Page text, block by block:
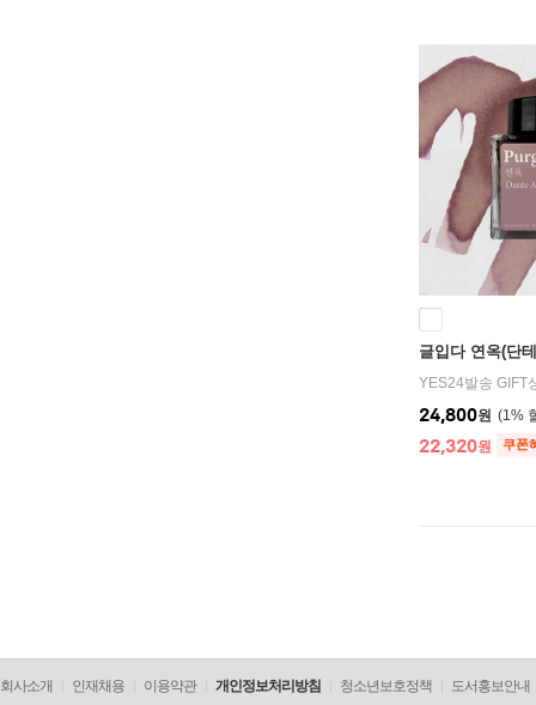
글입다 연옥(단
YES24발송 GIFT
1%
24,800원
22,320원 쿠폰
회사소개 인재채용 이용약관 개인정보처리방침 청소년보호정책 도서홍보안내